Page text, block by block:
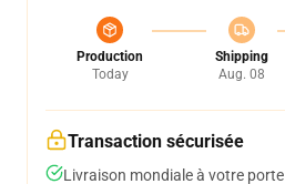
Production
Today
Shipping
Aug. 08
Transaction sécurisée
Livraison mondiale à votre porte